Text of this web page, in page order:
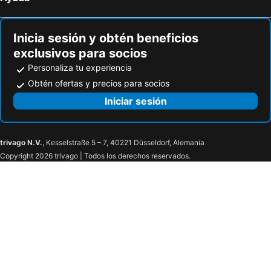
Hoteles en Patong Beach
Hoteles en Suzhou
Inicia sesión y obtén beneficios
exclusivos para socios
Personaliza tu experiencia
Obtén ofertas y precios para socios
Iniciar sesión
trivago N.V., Kesselstraße 5 – 7, 40221 Düsseldorf, Alemania
Copyright 2026 trivago | Todos los derechos reservados.